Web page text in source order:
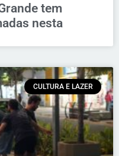
tem
nesta
CULTURA E LAZER